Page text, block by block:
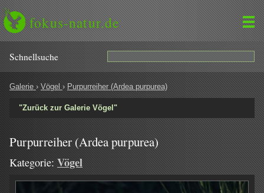
fokus-natur.de
Schnell­suche
Galerie › Vögel › Purpurreiher (Ardea purpurea)
"Zurück zur Galerie Vögel"
Purpurreiher (Ardea purpurea)
Kategorie: Vögel